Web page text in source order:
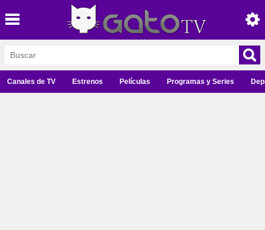
Canales de TV Estrenos Películas Programas y Series